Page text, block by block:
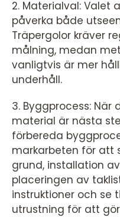
2. Materialval: Valet
påverka både
Träpergolor kräver
målning, medan
vanligtvis är mer
underhåll.
3. Byggprocess: När
material är nästa
förbereda
markarbeten för att
grund, installation
placeringen av
instruktioner och se
utrustning för att